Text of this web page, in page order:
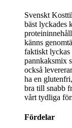
Svenskt
bäst lyckades
känns
faktiskt lyckas
pannkaksmix
också
ha en
bra till snabb
vårt tydliga
Fördelar